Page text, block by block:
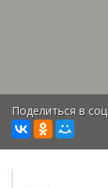
Поделиться в